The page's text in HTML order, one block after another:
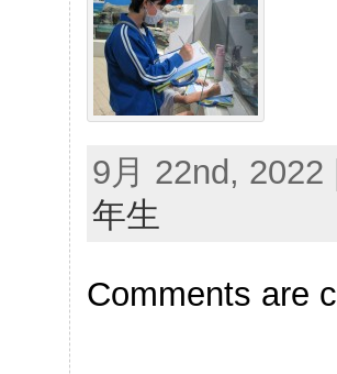
9月 22nd,
年生
Comments are